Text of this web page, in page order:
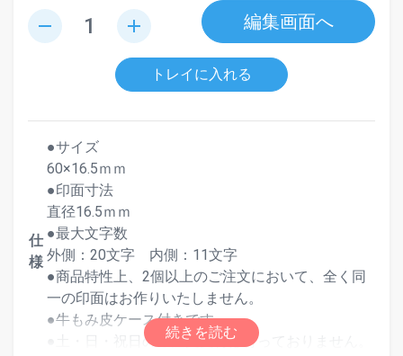
remove add 編集画面へ
トレイに入れる
仕
様
●サイズ
60×16.5ｍｍ
●印面寸法
直径16.5ｍｍ
●最大文字数
外側：20文字 内側：11文字
●商品特性上、2個以上のご注文において、全く同
一の印面はお作りいたしません。
●牛もみ皮ケース付きです。
●土・日・祝日のご注文受付は行っておりません。